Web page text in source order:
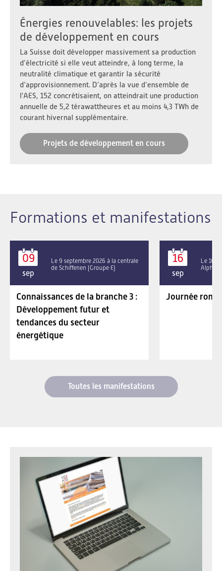
Énergies renouvelables: les projets
de développement en cours
La Suisse doit développer massivement sa production
d’électricité si elle veut atteindre, à long terme, la
neutralité climatique et garantir la sécurité
d’approvisionnement. D’après la vue d’ensemble de
l'AES, 152 concrétisaient, on atteindrait une production
annuelle de 5,2 térawattheures et au moins 4,3 TWh de
courant hivernal supplémentaire.
Projets de développement en cours
Formations et manifestations
09
sep
Le 9 septembre 2026 à la centrale
de Schiffenen (Groupe E)
Connaissances de la branche 3 :
Développement futur et
tendances du secteur
énergétique
16
sep
Le 16
Alpha
Journée
Toutes les manifestations